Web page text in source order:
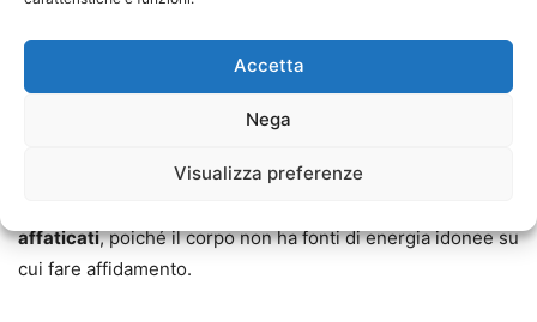
Accetta
Nega
Visualizza preferenze
base di sole uova è infatti priva di fibre e può causare
attenzione anche ai livelli di colesteroloe la mancanza di
affaticati, poiché il corpo non ha fonti di energia idonee su
cui fare affidamento.